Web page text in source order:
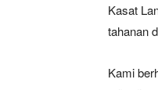
Kasat
tahanan
Kami